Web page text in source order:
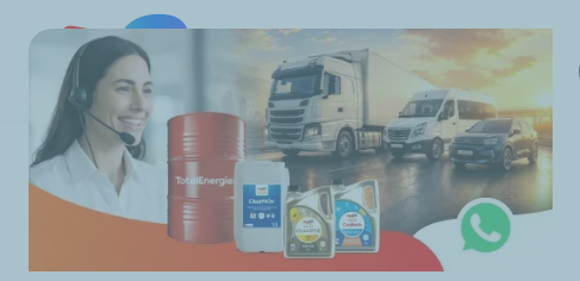
Ruta
de
navegación
MG Motor y TotalEnergies se unen
Noticias